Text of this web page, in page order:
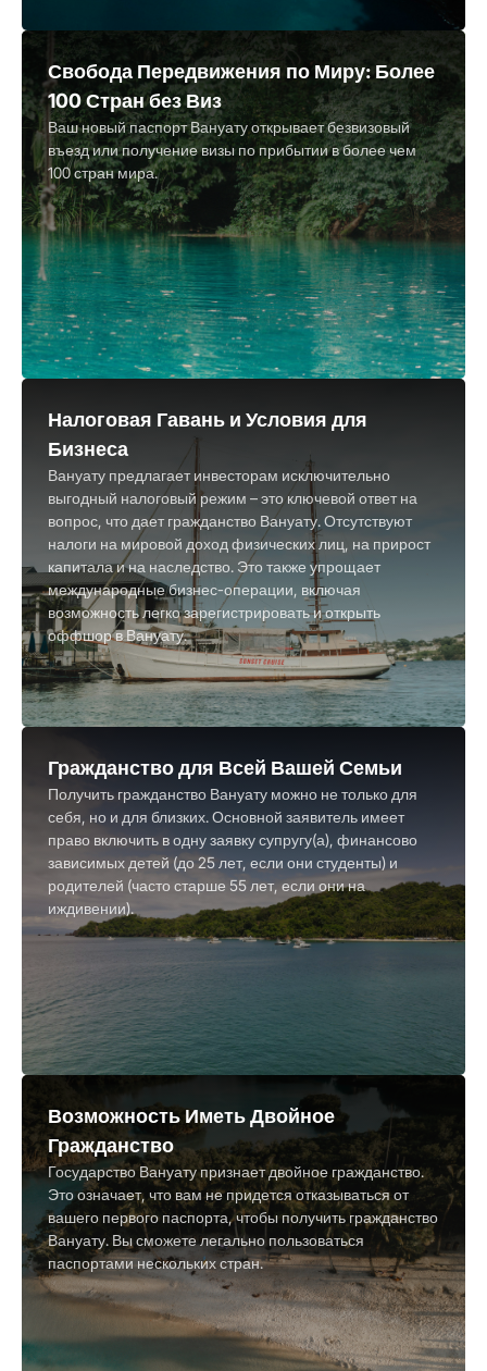
Свобода Передвижения по Миру: Более
100 Стран без Виз
Ваш новый паспорт Вануату открывает безвизовый
въезд или получение визы по прибытии в более чем
100 стран мира.
Налоговая Гавань и Условия для
Бизнеса
Вануату предлагает инвесторам исключительно
выгодный налоговый режим – это ключевой ответ на
вопрос, что дает гражданство Вануату. Отсутствуют
налоги на мировой доход физических лиц, на прирост
капитала и на наследство. Это также упрощает
международные бизнес-операции, включая
возможность легко зарегистрировать и открыть
оффшор в Вануату.
Гражданство для Всей Вашей Семьи
Получить гражданство Вануату можно не только для
себя, но и для близких. Основной заявитель имеет
право включить в одну заявку супругу(а), финансово
зависимых детей (до 25 лет, если они студенты) и
родителей (часто старше 55 лет, если они на
иждивении).
Возможность Иметь Двойное
Гражданство
Государство Вануату признает двойное гражданство.
Это означает, что вам не придется отказываться от
вашего первого паспорта, чтобы получить гражданство
Вануату. Вы сможете легально пользоваться
паспортами нескольких стран.